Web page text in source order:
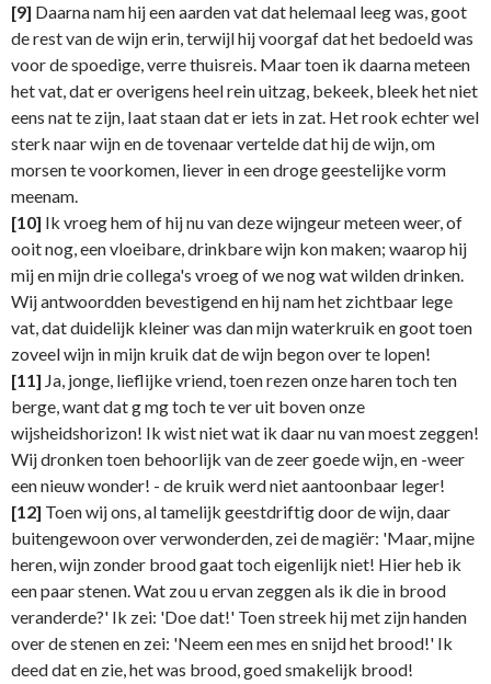
[9] Daarna nam hij een aarden vat dat helemaal leeg was, goot
de rest van de wijn erin, terwijl hij voorgaf dat het bedoeld was
voor de spoedige, verre thuisreis. Maar toen ik daarna meteen
het vat, dat er overigens heel rein uitzag, bekeek, bleek het niet
eens nat te zijn, Iaat staan dat er iets in zat. Het rook echter wel
sterk naar wijn en de tovenaar vertelde dat hij de wijn, om
morsen te voorkomen, liever in een droge geestelijke vorm
meenam.
[10] Ik vroeg hem of hij nu van deze wijngeur meteen weer, of
ooit nog, een vloeibare, drinkbare wijn kon maken; waarop hij
mij en mijn drie collega's vroeg of we nog wat wilden drinken.
Wij antwoordden bevestigend en hij nam het zichtbaar lege
vat, dat duidelijk kleiner was dan mijn waterkruik en goot toen
zoveel wijn in mijn kruik dat de wijn begon over te lopen!
[11] Ja, jonge, lieflijke vriend, toen rezen onze haren toch ten
berge, want dat g mg toch te ver uit boven onze
wijsheidshorizon! Ik wist niet wat ik daar nu van moest zeggen!
Wij dronken toen behoorlijk van de zeer goede wijn, en -weer
een nieuw wonder! - de kruik werd niet aantoonbaar leger!
[12] Toen wij ons, al tamelijk geestdriftig door de wijn, daar
buitengewoon over verwonderden, zei de magiër: 'Maar, mijne
heren, wijn zonder brood gaat toch eigenlijk niet! Hier heb ik
een paar stenen. Wat zou u ervan zeggen als ik die in brood
veranderde?' Ik zei: 'Doe dat!' Toen streek hij met zijn handen
over de stenen en zei: 'Neem een mes en snijd het brood!' Ik
deed dat en zie, het was brood, goed smakelijk brood!